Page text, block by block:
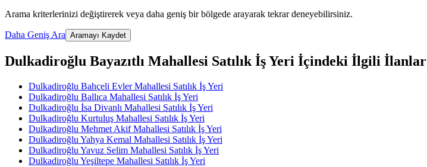
Arama kriterlerinizi değiştirerek veya daha geniş bir bölgede arayarak tekrar deneyebilirsiniz.
Daha Geniş Ara Aramayı Kaydet
Dulkadiroğlu Bayazıtlı Mahallesi Satılık İş Yeri İçindeki İlgili İlanlar
Dulkadiroğlu Bahçeli Evler Mahallesi Satılık İş Yeri
Dulkadiroğlu Ballıca Mahallesi Satılık İş Yeri
Dulkadiroğlu İsa Divanlı Mahallesi Satılık İş Yeri
Dulkadiroğlu Kurtuluş Mahallesi Satılık İş Yeri
Dulkadiroğlu Mehmet Akif Mahallesi Satılık İş Yeri
Dulkadiroğlu Yahya Kemal Mahallesi Satılık İş Yeri
Dulkadiroğlu Yavuz Selim Mahallesi Satılık İş Yeri
Dulkadiroğlu Yeşiltepe Mahallesi Satılık İş Yeri